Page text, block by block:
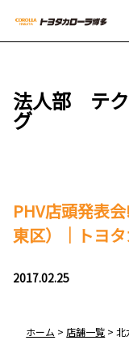
法人部 テク
グ
PHV店頭発表
東区）｜トヨ
2017.02.25
ホーム > 店舗一覧 > 北